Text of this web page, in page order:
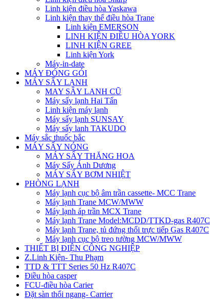
Linh kiện điều hòa Yaskawa
Linh kiện thay thế điều hòa Trane
Linh kiện EMERSON
LINH KIỆN ĐIỀU HÒA YORK
LINH KIỆN GREE
Linh kiện York
Máy-in-date
MÁY ĐÓNG GÓI
MÁY SẤY LẠNH
MAY SÂY LANH CŨ
Máy sấy lạnh Hai Tấn
Linh kiện máy lạnh
Máy sấy lạnh SUNSAY
Máy sấy lanh TAKUDO
Máy sắc thuốc bắc
MÁY SẤY NÓNG
MÁY SẤY THĂNG HOA
Máy Sấy Ánh Dương
MÁY SẤY BƠM NHIỆT
PHÒNG LẠNH
Máy lạnh cục bộ âm trần cassette- MCC Trane
Máy lạnh Trane MCW/MWW
Máy lạnh áp trần MCX Trane
Máy lạnh Trane Model:MCDD/TTKD-gas R407C
Máy lạnh Trane, tủ đứng thổi trực tiếp Gas R407C
Máy lạnh cục bộ treo tường MCW/MWW
THIẾT BỊ ĐIỆN CÔNG NGHIỆP
Z.Linh Kiện- Thu Phạm
TTD & TTT Series 50 Hz R407C
Điều hòa casper
FCU-điều hòa Carier
Đặt sàn thổi ngang- Carrier